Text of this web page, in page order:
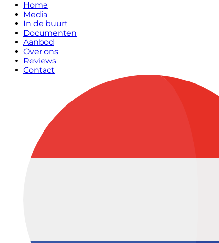
Home
Media
In de buurt
Documenten
Aanbod
Over ons
Reviews
Contact